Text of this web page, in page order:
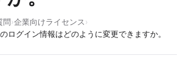
問›企業向けライセンス›
ログイン情報はどのように変更できますか。